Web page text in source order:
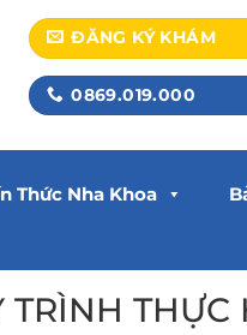
ĐĂNG KÝ KHÁM
0869.019.000
Thức Nha Khoa
THỰC